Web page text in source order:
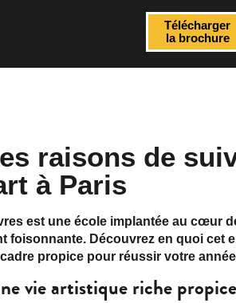
Télécharger
la brochure
raisons de
à Paris
est une école implantée au cœur
foisonnante. Découvrez en quoi cet
propice pour réussir votre
vie artistique riche